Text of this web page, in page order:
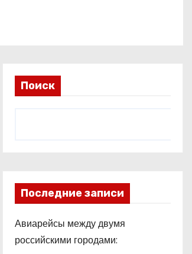
Поиск
Последние записи
Авиарейсы между двумя
российскими городами: